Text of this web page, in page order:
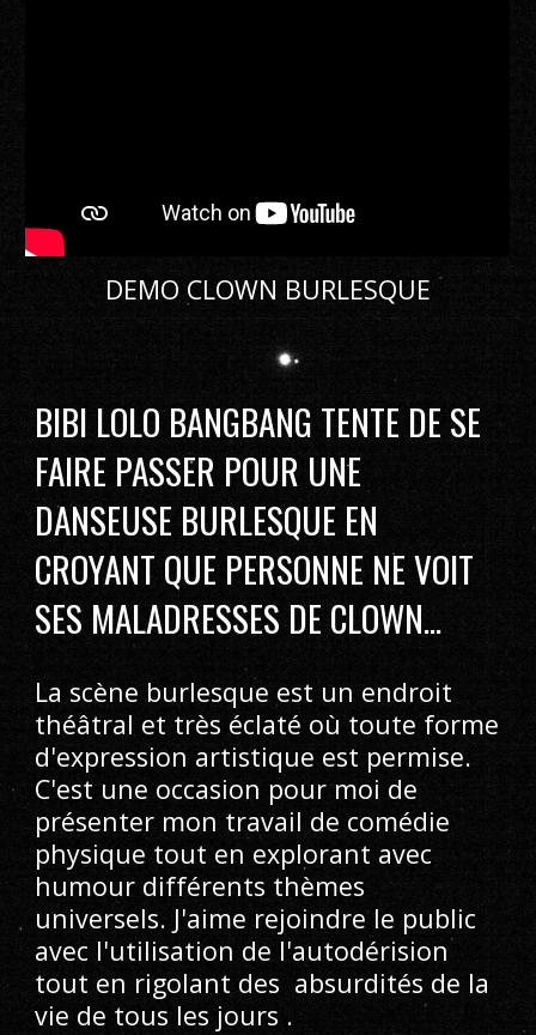
DEMO CLOWN BURLESQUE
BIBI LOLO BANGBANG TENTE DE SE
FAIRE PASSER POUR UNE
DANSEUSE BURLESQUE EN
CROYANT QUE PERSONNE NE VOIT
SES MALADRESSES DE CLOWN...
La scène burlesque est un endroit
théâtral et très éclaté où toute forme
d'expression artistique est permise.
C'est une occasion pour moi de
présenter mon travail de comédie
physique tout en explorant avec
humour différents thèmes
universels. J'aime rejoindre le public
avec l'utilisation de l'autodérision
tout en rigolant des  absurdités de la
vie de tous les jours .